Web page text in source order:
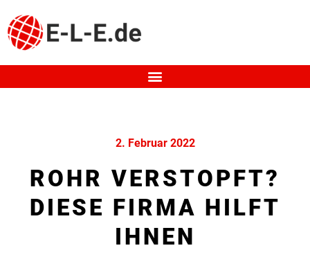
2. Februar 2022
ROHR VERSTOPFT?
DIESE FIRMA HILFT
IHNEN